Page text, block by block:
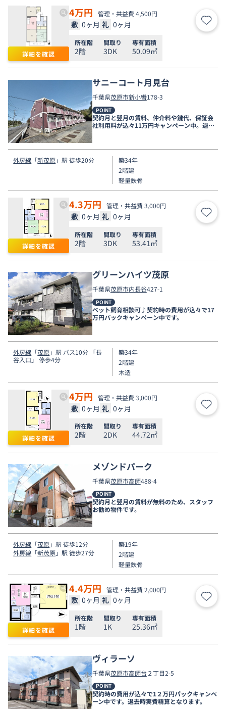
詳細を確認
4万円 管理・共益費 4,500円
敷 0ヶ月 礼 0ヶ月 お気
所在階
2階
間取り
3DK
専有面積
50.09㎡
サニーコート月見台
千葉県茂原市新小轡178-3
POINT
契約月と翌月の賃料、仲介料や鍵代、保証会
社利用料が込々11万円キャンペーン中。退去
時清掃費用実費精算
外房線 「新茂原」駅 徒歩20分
築34年
2階建
軽量鉄骨
詳細を確認
4.3万円 管理・共益費 3,000円
敷 0ヶ月 礼 0ヶ月 お気
所在階
2階
間取り
3DK
専有面積
53.41㎡
グリーンハイツ茂原
千葉県茂原市内長谷427-1
POINT
ペット飼育相談可♪契約時の費用が込々で17
万円パックキャンペーン中です。
外房線 「茂原」駅 バス10分 「長
谷入口」 停歩4分
築34年
2階建
木造
詳細を確認
4万円 管理・共益費 3,000円
敷 0ヶ月 礼 0ヶ月 お気
所在階
2階
間取り
2DK
専有面積
44.72㎡
メゾンドパーク
千葉県茂原市高師488-4
POINT
契約月と翌月の賃料が無料のため、スタッフ
お勧め物件です。
外房線 「茂原」駅 徒歩12分
外房線 「新茂原」駅 徒歩27分
築19年
2階建
軽量鉄骨
詳細を確認
4.4万円 管理・共益費 2,000円
敷 0ヶ月 礼 0ヶ月 お気
所在階
1階
間取り
1K
専有面積
25.36㎡
ヴィラーソ
千葉県茂原市高師台２丁目2-5
POINT
契約時の費用が込々で1２万円パックキャンペ
ーン中です。退去時実費精算となります。